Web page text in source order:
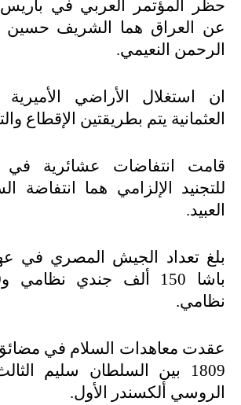
عن العراق هما الشريف
الرحمن النعيمي.
ان استغلال الأراضي الأميرية
العثمانية يتم بطريقتين الإقطاع
قامت انتفاضات عشائرية في
للتجنيد الإلزامي هما انتفاضة
العبيد.
بلغ تعداد الجيش المصري في
نظامي.
عقدت معاهدات السلام في مضائق
1809 بين السلطان سليم
الروسي ألكسندر الأول.